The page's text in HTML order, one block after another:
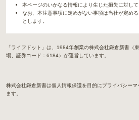
本ページのいかなる情報により生じた損失に対して
なお、本注意事項に定めがない事項は当社が定め
とします。
「ライフドット」は、1984年創業の株式会社鎌倉新書（
場、証券コード：6184）が運営しています。
株式会社鎌倉新書は個人情報保護を目的にプライバシー
ます。